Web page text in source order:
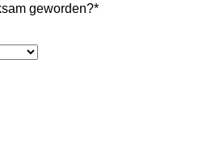
geworden?*